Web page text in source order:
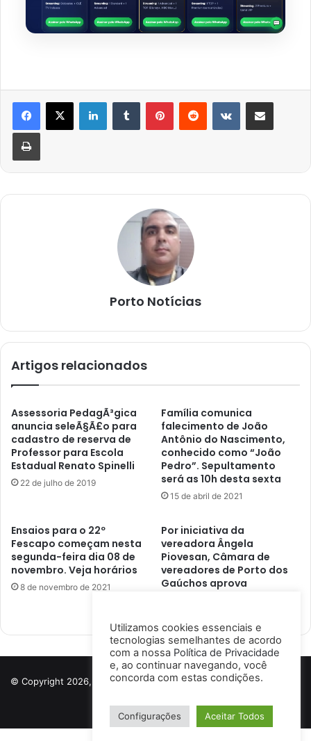
LinkedinTumblr PinterestReddit VK Compartilhar via e-mail
Imprimir
Porto Notícias
Artigos relacionados
Assessoria PedagÃ³gica
anuncia seleÃ§Ã£o para
cadastro de reserva de
Professor para Escola
Estadual Renato Spinelli
22 de julho de 2019
Família comunica
falecimento de João
Antônio do Nascimento,
conhecido como “João
Pedro”. Sepultamento
será as 10h desta sexta
15 de abril de 2021
Ensaios para o 22º
Fescapo começam nesta
segunda-feira dia 08 de
novembro. Veja horários
8 de novembro de 2021
Por iniciativa da
vereadora Ângela
Piovesan, Câmara de
vereadores de Porto dos
Gaúchos aprova
© Copyright 2026, Todos os direitos reservados a Porto Notícias |
Desenvolvido porIsmael Lima
Utilizamos cookies essenciais e
tecnologias semelhantes de acordo
com a nossa Política de Privacidade
e, ao continuar navegando, você
concorda com estas condições.
Configurações Aceitar Todos